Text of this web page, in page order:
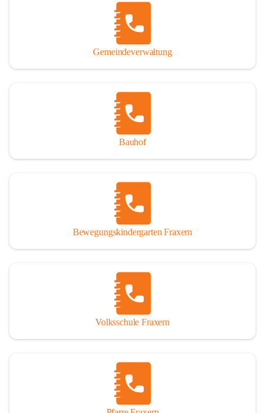
Gemeindeverwaltung
Bauhof
Bewegungskindergarten Fraxern
Volksschule Fraxern